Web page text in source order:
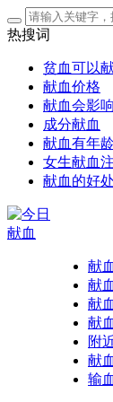
热搜词
贫血可以
献血价格
献血会影
成分献血
献血有年
女生献血
献血的好
献
献
献
献
附
献
输血